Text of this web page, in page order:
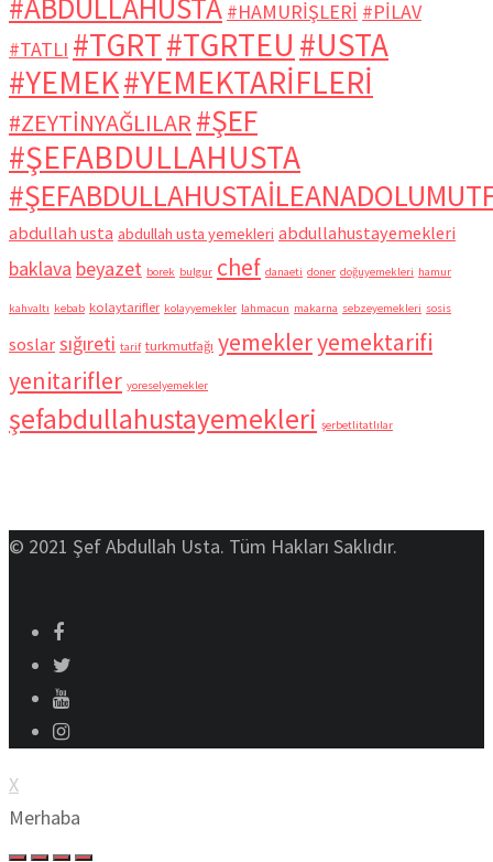
#ABDULLAHUSTA #HAMURİŞLERİ #PİLAV
#TATLI #TGRT#TGRTEU #USTA
#YEMEK#YEMEKTARİFLERİ
#ZEYTİNYAĞLILAR #ŞEF
#ŞEFABDULLAHUSTA
abdullah usta abdullah usta yemekleri abdullahustayemekleri
baklava beyazet borek bulgur chef danaeti doner doğuyemekleri hamur
kahvaltı kebab kolaytarifler kolayyemekler lahmacun makarna sebzeyemekleri sosis
soslar sığıreti tarif turkmutfağı yemekleryemektarifi
yenitarifler yoreselyemekler
şefabdullahustayemekleri şerbetlitatlılar
© 2021 Şef Abdullah Usta. Tüm Hakları Saklıdır.
X
Merhaba